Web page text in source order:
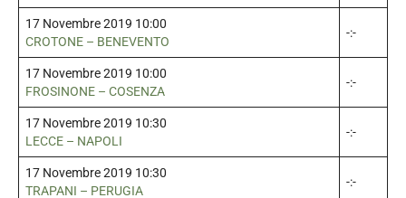
17 Novembre 2019 10:00
CROTONE – BENEVENTO
-:-
17 Novembre 2019 10:00
FROSINONE – COSENZA
-:-
17 Novembre 2019 10:30
LECCE – NAPOLI
-:-
17 Novembre 2019 10:30
TRAPANI – PERUGIA
-:-